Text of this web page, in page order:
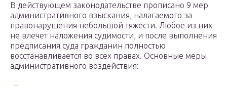
В действующем законодательстве прописано 9 мер
административного взыскания, налагаемого за
правонарушения небольшой тяжести. Любое из них
не влечет наложения судимости, и после выполнения
предписания суда гражданин полностью
восстанавливается во всех правах. Основные меры
административного воздействия: